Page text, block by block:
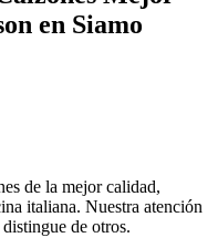
en Siamo
de la mejor calidad,
italiana. Nuestra atención
de otros.